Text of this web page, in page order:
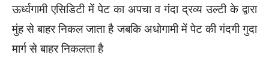
ऊर्ध्वगामी एसिडिटी में पेट का अपचा व गंदा द्रव्य उल्टी के द्वारा
मुंह से बाहर निकल जाता है जबकि अधोगामी में पेट की गंदगी गुदा
मार्ग से बाहर निकलता है